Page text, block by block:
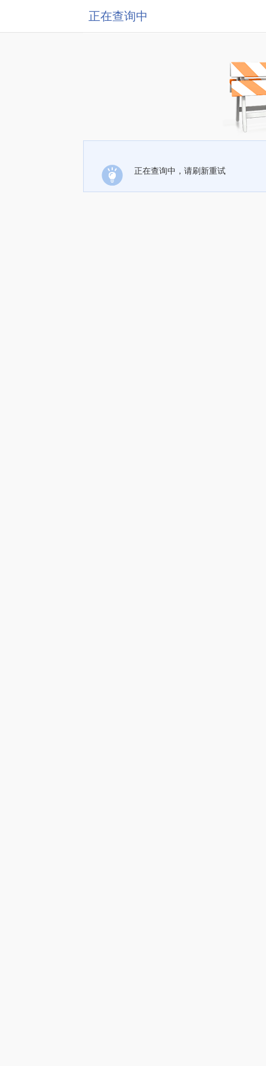
正在查询中
正在查询中，请刷新重试